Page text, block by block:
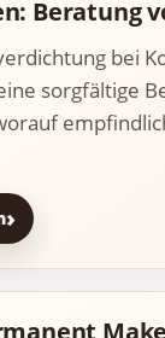
Beratung
bei
sorgfältige